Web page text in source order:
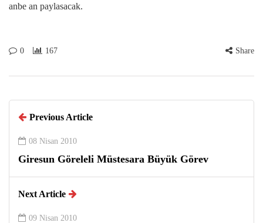
anbe an paylasacak.
0 167 Share
Previous Article
08 Nisan 2010
Giresun Göreleli Müstesara Büyük Görev
Next Article
09 Nisan 2010